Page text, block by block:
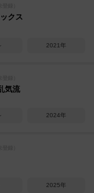
クス
2021年
気流
2024年
2025年